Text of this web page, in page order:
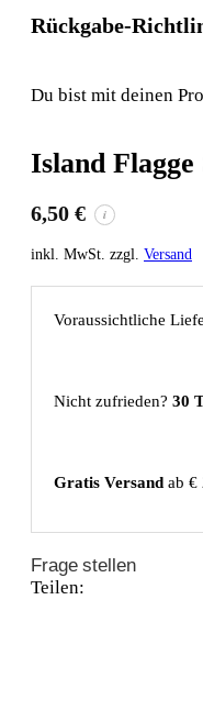
Rückgabe-
Du bist mit deinen
Island
6,50 € i
inkl. MwSt. zzgl. Versand
Voraussichtliche
Nicht zufrieden? 30
Gratis Versand ab €
Frage stellen
Teilen: